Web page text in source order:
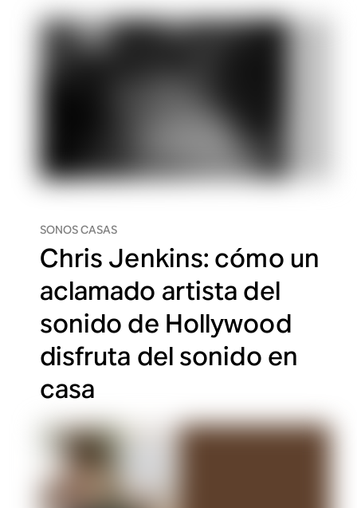
SONOS CASAS
Chris Jenkins: cómo un
aclamado artista del
sonido de Hollywood
disfruta del sonido en
casa